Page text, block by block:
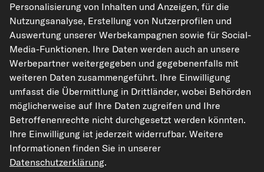
nicht vervielfältigt werden. Die Vervielfältigung und Verbreitung der Daten und
der Datenbank ohne vorherige Einwilligung von TecAlliance und/oder die
Einbeziehung Dritter in solche Aktivitäten ist streng verboten. Jegliche
unautorisierte Nutzung von Inhalten stellt eine Verletzung des Urheberrechts
dar und kann rechtliche Schritte nach sich ziehen.
Vertrag widerrufen
© 2026 kfzteile24 GmbH - Alle Rechte vorbehalten.
Personalisierung von Inhalten und Anzeigen, für die
Nutzungsanalyse, Erstellung von Nutzerprofilen und
Auswertung unserer Werbekampagnen sowie für Social-
Media-Funktionen. Ihre Daten werden auch an unsere
Werbepartner weitergegeben und gegebenenfalls mit
weiteren Daten zusammengeführt. Ihre Einwilligung
umfasst die Übermittlung in Drittländer, wobei Behörden
möglicherweise auf Ihre Daten zugreifen und Ihre
Betroffenenrechte nicht durchgesetzt werden könnten.
Ihre Einwilligung ist jederzeit widerrufbar. Weitere
Informationen finden Sie in unserer
Datenschutzerklärung.